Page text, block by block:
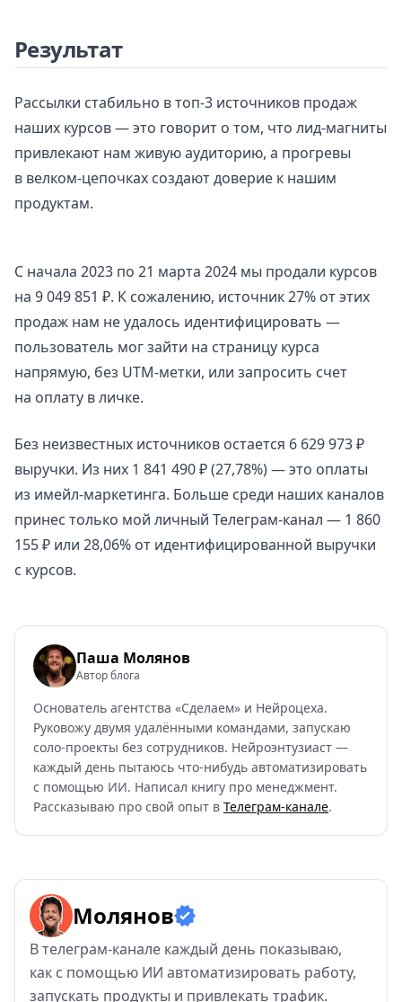
Результат
Рассылки стабильно в топ-3 источников продаж
наших курсов — это говорит о том, что лид-магниты
привлекают нам живую аудиторию, а прогревы
в велком-цепочках создают доверие к нашим
продуктам.
С начала 2023 по 21 марта 2024 мы продали курсов
на 9 049 851 ₽. К сожалению, источник 27% от этих
продаж нам не удалось идентифицировать —
пользователь мог зайти на страницу курса
напрямую, без UTM-метки, или запросить счет
на оплату в личке.
Без неизвестных источников остается 6 629 973 ₽
выручки. Из них 1 841 490 ₽ (27,78%) — это оплаты
из имейл-маркетинга. Больше среди наших каналов
принес только мой личный Телеграм-канал — 1 860
155 ₽ или 28,06% от идентифицированной выручки
с курсов.
Паша Молянов
Автор блога
Основатель агентства «Сделаем» и Нейроцеха.
Руковожу двумя удалёнными командами, запускаю
соло-проекты без сотрудников. Нейроэнтузиаст —
каждый день пытаюсь что-нибудь автоматизировать
с помощью ИИ. Написал книгу про менеджмент.
Рассказываю про свой опыт в Телеграм-канале.
Молянов
Втелеграм-канале каждый день показываю,
как с помощью ИИ автоматизировать работу,
запускать продукты и привлекать трафик.